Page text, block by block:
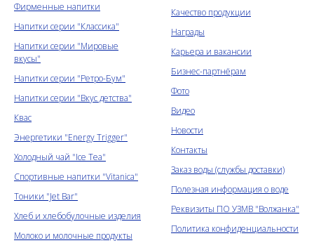
Фирменные напитки
Напитки серии "Классика"
Напитки серии "Мировые
вкусы"
Напитки серии "Ретро-Бум"
Напитки серии "Вкус детства"
Квас
Энергетики "Energy Trigger"
Холодный чай "Ice Tea"
Спортивные напитки "Vitanica"
Тоники "Jet Bar"
Хлеб и хлебобулочные изделия
Молоко и молочные продукты
Качество продукции
Награды
Карьера и вакансии
Бизнес-партнёрам
Фото
Видео
Новости
Контакты
Заказ воды (службы доставки)
Полезная информация о воде
Реквизиты ПО УЗМВ "Волжанка"
Политика конфиденциальности